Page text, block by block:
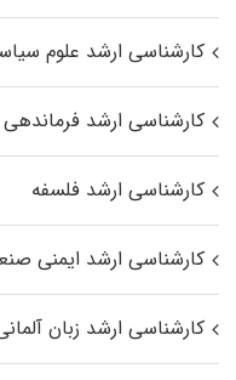
کارشناسی ارشد علوم
کارشناسی ارشد
کارشناسی ارشد فلسفه
کارشناسی ارشد ایمنی
کارشناسی ارشد زبان